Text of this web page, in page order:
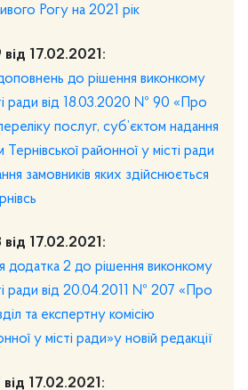
Рогу на 2021 рік
17.02.2021:
до рішення виконкому
ради від 18.03.2020 № 90 «Про
послуг, суб’єктом надання
районної у місті ради
замовників яких здійснюється
17.02.2021:
додатка 2 до рішення виконкому
ради від 20.04.2011 № 207 «Про
та експертну комісію
у місті ради»у новій редакції
17.02.2021: